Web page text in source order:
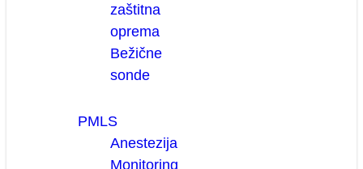
zaštitna
oprema
Bežične
sonde
PMLS
Anestezija
Monitoring